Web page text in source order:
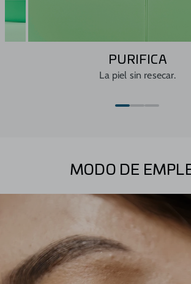
PURIFICA
La piel sin resecar.
MODO DE